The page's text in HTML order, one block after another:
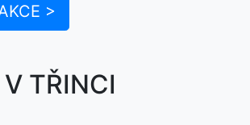
>
TŘINCI